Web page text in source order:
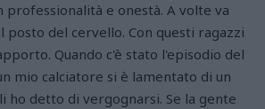
professionalità e onestà. A volte va
posto del cervello. Con questi ragazzi
Quando c'è stato l'episodio del
mio calciatore si è lamentato di un
ho detto di vergognarsi. Se la gente